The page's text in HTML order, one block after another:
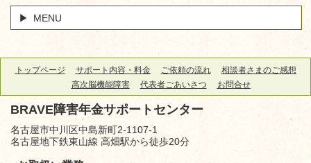
MENU
トップページ サポート内容・料金 ご依頼の流れ
相談者さまのご感想
高次脳機能障害
代表者ごあいさつ お問合せ
BRAVE障害年金サポートセンター
名古屋市中川区中島新町2-1107-1
名古屋地下鉄東山線 高畑駅から徒歩20分